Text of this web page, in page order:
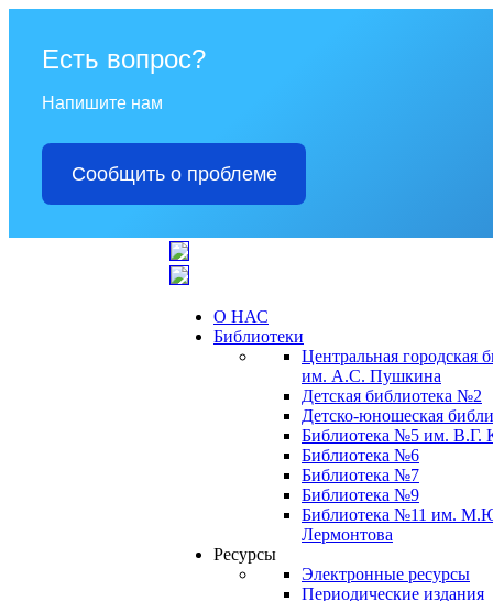
Есть вопрос?
Напишите нам
Сообщить о проблеме
О НАС
Библиотеки
Центральная городская
им. А.С. Пушкина
Детская библиотека №2
Детско-юношеская
Библиотека №5 им. В.Г.
Библиотека №6
Библиотека №7
Библиотека №9
Библиотека №11 им.
Лермонтова
Ресурсы
Электронные ресурсы
Периодические издания